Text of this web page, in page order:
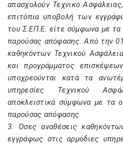
απασχολούν Τεχνικό
επιτόπια υποβολή των
του Σ.ΕΠ.Ε. είτε σύμφωνα με τα
παρούσας απόφασης. Από την
καθηκόντων Τεχνικού
και προγράμματος
υποχρεούνται κατά τα
υπηρεσίες Τεχνικού
αποκλειστικά σύμφωνα με τα
παρούσας απόφασης.
3. Όσες αναθέσεις
εγγράφως στις αρμόδιες